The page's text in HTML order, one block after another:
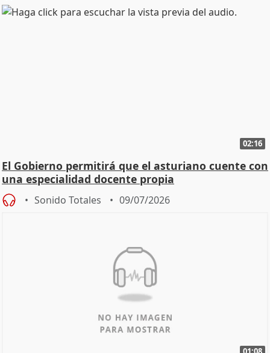
02:16
El Gobierno permitirá que el asturiano cuente con
una especialidad docente propia
Sonido Totales 09/07/2026